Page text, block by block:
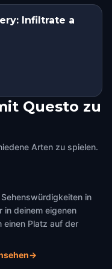
Infiltrate a
Questo zu
Arten zu spielen.
in
in deinem eigenen
einen Platz auf der
→